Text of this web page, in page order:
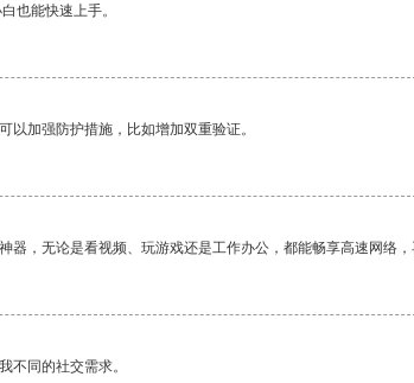
也能快速上手。
以加强防护措施，比如增加双重验证。
器，无论是看视频、玩游戏还是工作办公，都能畅享高速网络
不同的社交需求。